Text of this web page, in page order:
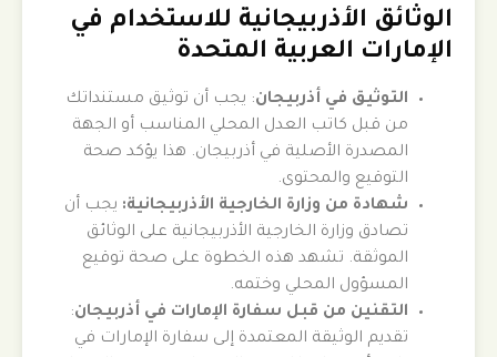
الوثائق الأذربيجانية للاستخدام في
الإمارات العربية المتحدة
التوثيق في أذربيجان: يجب أن توثيق مستنداتك
من قبل كاتب العدل المحلي المناسب أو الجهة
المصدرة الأصلية في أذربيجان. هذا يؤكد صحة
التوقيع والمحتوى.
شهادة من وزارة الخارجية الأذربيجانية: يجب أن
تصادق وزارة الخارجية الأذربيجانية على الوثائق
الموثقة. تشهد هذه الخطوة على صحة توقيع
المسؤول المحلي وختمه.
التقنين من قبل سفارة الإمارات في أذربيجان:
تقديم الوثيقة المعتمدة إلى سفارة الإمارات في